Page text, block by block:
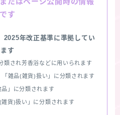
です
年改正基準に準拠してい
ます
類され芳香浴などに用いられます
雑品(雑貨)扱い」に分類されます
品」に分類されます
貨)扱い」に分類されます